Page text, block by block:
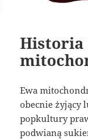
Historia
Ewa
obecnie żyjący
popkultury
podwianą